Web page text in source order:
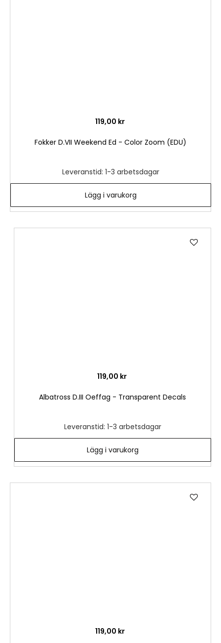
119,00 kr
Fokker D.VII Weekend Ed - Color Zoom (EDU)
Leveranstid: 1-3 arbetsdagar
Lägg i varukorg
119,00 kr
Albatross D.III Oeffag - Transparent Decals
Leveranstid: 1-3 arbetsdagar
Lägg i varukorg
119,00 kr